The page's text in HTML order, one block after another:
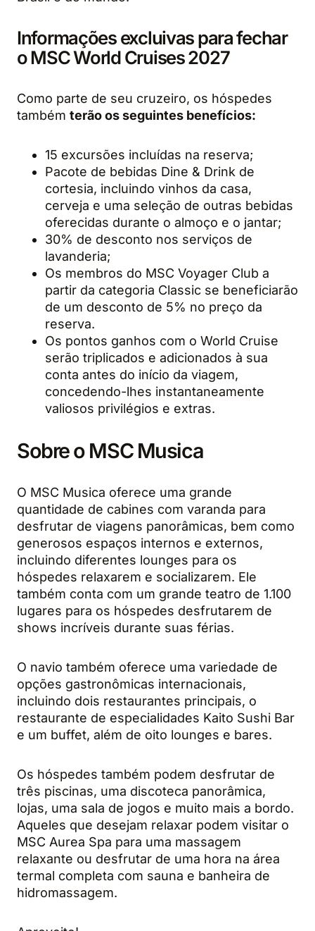
Informações excluivas para fechar
o MSC World Cruises 2027
Como parte de seu cruzeiro, os hóspedes
também terão os seguintes benefícios:
15 excursões incluídas na reserva;
Pacote de bebidas Dine & Drink de
cortesia, incluindo vinhos da casa,
cerveja e uma seleção de outras bebidas
oferecidas durante o almoço e o jantar;
30% de desconto nos serviços de
lavanderia;
Os membros do MSC Voyager Club a
partir da categoria Classic se beneficiarão
de um desconto de 5% no preço da
reserva.
Os pontos ganhos com o World Cruise
serão triplicados e adicionados à sua
conta antes do início da viagem,
concedendo-lhes instantaneamente
valiosos privilégios e extras.
Sobre o MSC Musica
O MSC Musica oferece uma grande
quantidade de cabines com varanda para
desfrutar de viagens panorâmicas, bem como
generosos espaços internos e externos,
incluindo diferentes lounges para os
hóspedes relaxarem e socializarem. Ele
também conta com um grande teatro de 1.100
lugares para os hóspedes desfrutarem de
shows incríveis durante suas férias.
O navio também oferece uma variedade de
opções gastronômicas internacionais,
incluindo dois restaurantes principais, o
restaurante de especialidades Kaito Sushi Bar
e um buffet, além de oito lounges e bares.
Os hóspedes também podem desfrutar de
três piscinas, uma discoteca panorâmica,
lojas, uma sala de jogos e muito mais a bordo.
Aqueles que desejam relaxar podem visitar o
MSC Aurea Spa para uma massagem
relaxante ou desfrutar de uma hora na área
termal completa com sauna e banheira de
hidromassagem.